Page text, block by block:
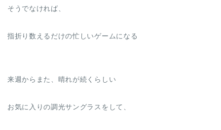
そうでなければ、
指折り数えるだけの忙しいゲームになる
来週からまた、晴れが続くらしい
お気に入りの調光サングラスをして、